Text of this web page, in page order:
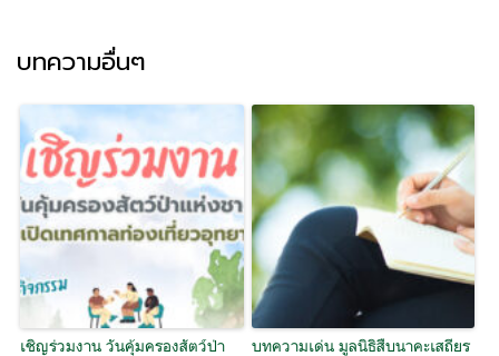
บทความอื่นๆ
เชิญร่วมงาน วันคุ้มครองสัตว์ป่า
บทความเด่น มูลนิธิสืบนาคะเสถียร